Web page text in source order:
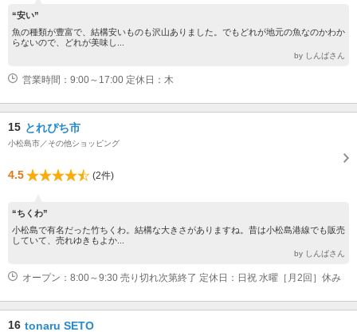
“安い”
魚の種類が豊富で、結構安いものも沢山ありました。でもどれが地元の魚なのかわか
らないので、どれが美味し...
by しんばさん
営業時間：9:00～17:00 定休日：木
15 とれぴち市
小松島市／その他ショッピング
4.5 (2件)
“ちくわ”
小松島で有名だった竹ちくわ。結構な大きさがありますね。昔は小松島港線でも販売
していて、売れゆきもよか...
by しんばさん
オープン：8:00～9:30 売り切れ次第終了 定休日：日祝 水曜［月2回］休み
16 tonaru SETO